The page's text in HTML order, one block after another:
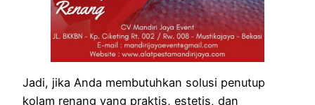
Jadi, jika Anda membutuhkan solusi penutup
kolam renang yang praktis, estetis, dan